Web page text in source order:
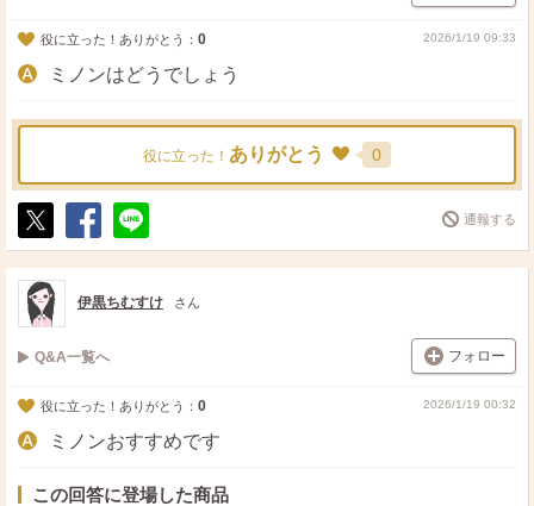
役に立った！ありがとう： 0 2026/1/19 09:33
ミノンはどうでしょう
役に立った！ ありがとう 0
ポ
ス
ト
シ
ェ
送
る
通報する
伊黒ちむすけ さん
Q&A一覧へ フォロー
役に立った！ありがとう： 0 2026/1/19 00:32
ミノンおすすめです
この回答に登場した商品